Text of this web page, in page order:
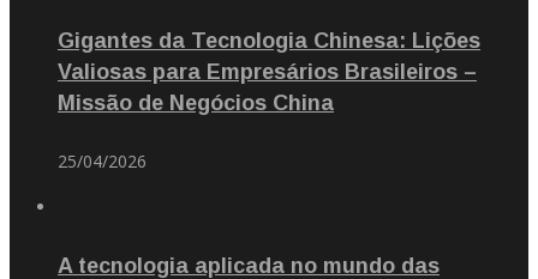
Gigantes da Tecnologia Chinesa: Lições
Valiosas para Empresários Brasileiros –
Missão de Negócios China
25/04/2026
A tecnologia aplicada no mundo das